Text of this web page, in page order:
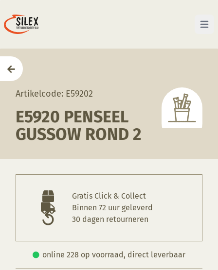
Open
Artikelcode: E59202
E5920 PENSEEL
GUSSOW ROND 2
Gratis Click & Collect
Binnen 72 uur geleverd
30 dagen retourneren
online 228 op voorraad, direct leverbaar